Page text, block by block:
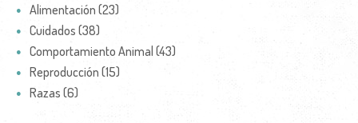
Alimentación (23)
Cuidados (38)
Comportamiento Animal (43)
Reproducción (15)
Razas (6)